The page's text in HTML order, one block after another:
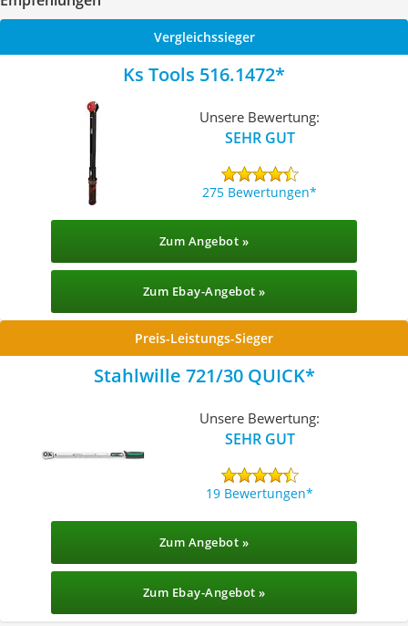
Vergleichssieger
Ks Tools 516.1472
Unsere Bewertung:
SEHR GUT
275 Bewertungen
Zum Angebot »
Zum Ebay-Angebot »
Preis-Leistungs-Sieger
Stahlwille 721/30 QUICK
Unsere Bewertung:
SEHR GUT
19 Bewertungen
Zum Angebot »
Zum Ebay-Angebot »